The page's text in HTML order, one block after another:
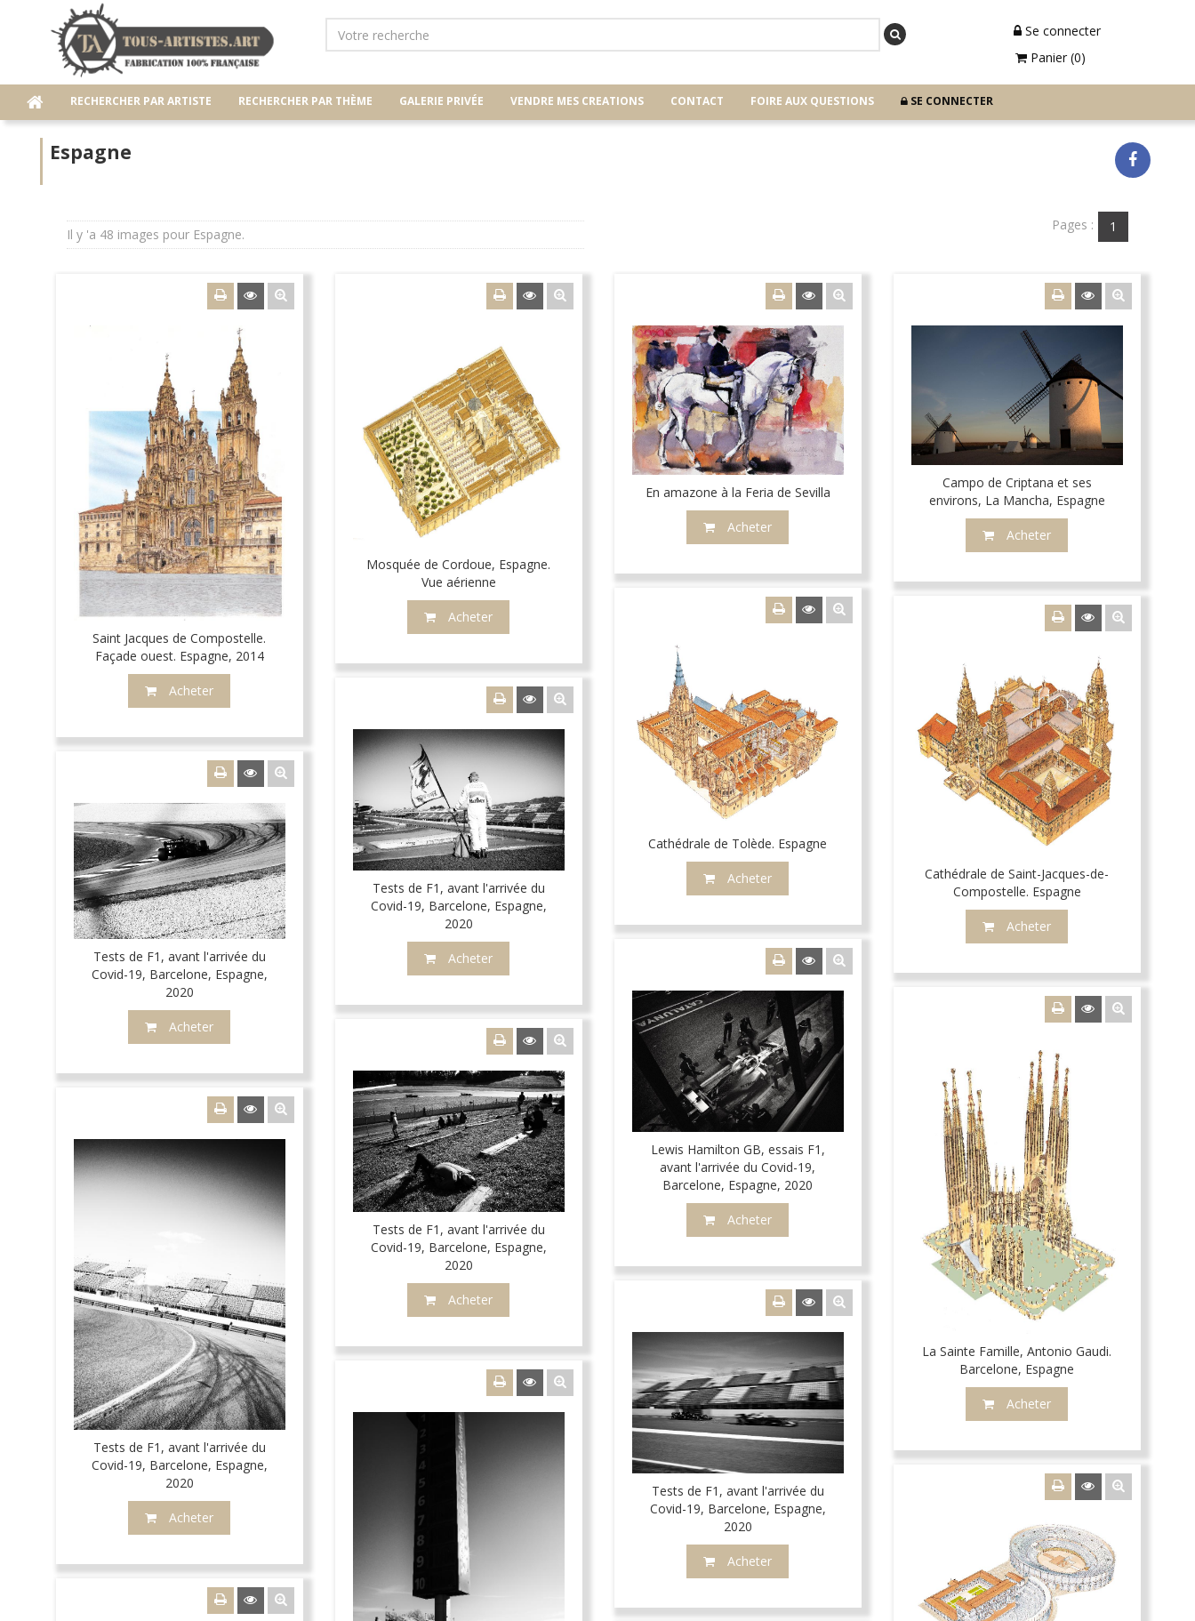
Se connecter
Panier (0)
RECHERCHER PAR ARTISTE RECHERCHER PAR THÈME GALERIE PRIVÉE VENDRE MES CREATIONS CONTACT FOIRE AUX QUESTIONS SE CONNECTER
Espagne
Il y 'a 48 images pour Espagne. 1
Pages :
Saint Jacques de Compostelle.
Façade ouest. Espagne, 2014
Acheter
Mosquée de Cordoue, Espagne.
Vue aérienne
Acheter
En amazone à la Feria de Sevilla
Acheter
Campo de Criptana et ses
environs, La Mancha, Espagne
Acheter
Cathédrale de Tolède. Espagne
Acheter
Cathédrale de Saint-Jacques-de-
Compostelle. Espagne
Acheter
Tests de F1, avant l'arrivée du
Covid-19, Barcelone, Espagne,
2020
Acheter
Tests de F1, avant l'arrivée du
Covid-19, Barcelone, Espagne,
2020
Acheter
Lewis Hamilton GB, essais F1,
avant l'arrivée du Covid-19,
Barcelone, Espagne, 2020
Acheter
La Sainte Famille, Antonio Gaudi.
Barcelone, Espagne
Acheter
Tests de F1, avant l'arrivée du
Covid-19, Barcelone, Espagne,
2020
Acheter
Tests de F1, avant l'arrivée du
Covid-19, Barcelone, Espagne,
2020
Acheter
Tests de F1, avant l'arrivée du
Covid-19, Barcelone, Espagne,
2020
Acheter